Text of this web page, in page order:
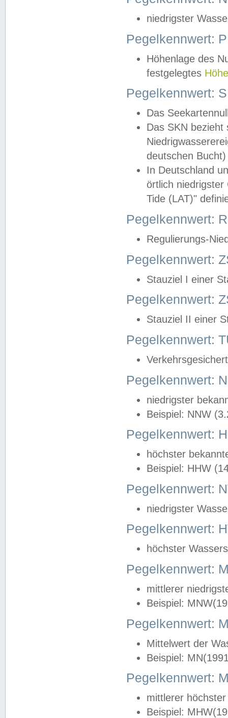
niedrigster
Pegelkennwert:
Höhenlage des
festgelegtes
Pegelkennwert:
Das
Das SKN
deutschen
In Deutschland
örtlich
Tide (LAT)"
Pegelkennwert:
Regulierungs-
Pegelkennwert:
Stauziel I einer
Pegelkennwert:
Stauziel II einer
Pegelkennwert:
Pegelkennwert:
niedrigster
Beispiel: NNW
Pegelkennwert:
höchster
Beispiel: HHW
Pegelkennwert:
niedrigster
Pegelkennwert:
höchster
Pegelkennwert:
mittlerer
Beispiel:
Pegelkennwert:
Mittelwert der
Beispiel:
Pegelkennwert:
mittlerer
Beispiel: